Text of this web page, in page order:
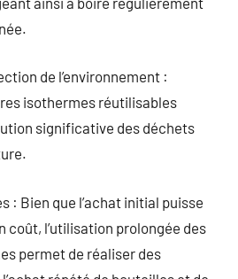
de l’environnement :
isothermes réutilisables
significative des déchets
: Bien que l’achat initial puisse
coût, l’utilisation prolongée des
permet de réaliser des